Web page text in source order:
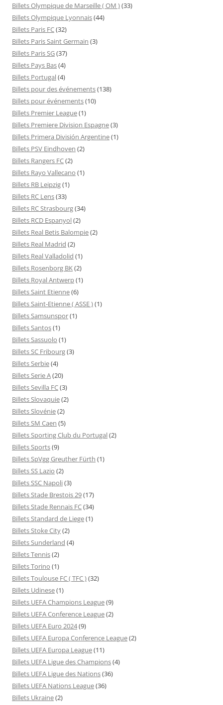
Billets Olympique de Marseille ( OM )(33)
Billets Olympique Lyonnais(44)
Billets Paris FC(32)
Billets Paris Saint Germain (3)
Billets Paris SG(37)
Billets Pays Bas(4)
Billets Portugal(4)
Billets pour des événements(138)
Billets pour événements(10)
Billets Premier League(1)
Billets Premiere Division Espagne(3)
Billets Primera División Argentine(1)
Billets PSV Eindhoven (2)
Billets Rangers FC(2)
Billets Rayo Vallecano (1)
Billets RB Leipzig(1)
Billets RC Lens(33)
Billets RC Strasbourg(34)
Billets RCD Espanyol(2)
Billets Real Betis Balompie(2)
Billets Real Madrid (2)
Billets Real Valladolid (1)
Billets Rosenborg BK(2)
Billets Royal Antwerp(1)
Billets Saint Etienne(6)
Billets Saint-Etienne ( ASSE )(1)
Billets Samsunspor(1)
Billets Santos(1)
Billets Sassuolo (1)
Billets SC Fribourg(3)
Billets Serbie(4)
Billets Serie A(20)
Billets Sevilla FC(3)
Billets Slovaquie(2)
Billets Slovénie(2)
Billets SM Caen (5)
Billets Sporting Club du Portugal(2)
Billets Sports(9)
Billets SpVgg Greuther Fürth (1)
Billets SS Lazio (2)
Billets SSC Napoli(3)
Billets Stade Brestois 29(17)
Billets Stade Rennais FC(34)
Billets Standard de Liege(1)
Billets Stoke City(2)
Billets Sunderland (4)
Billets Tennis(2)
Billets Torino (1)
Billets Toulouse FC ( TFC )(32)
Billets Udinese(1)
Billets UEFA Champions League(9)
Billets UEFA Conference League(2)
Billets UEFA Euro 2024(9)
Billets UEFA Europa Conference League(2)
Billets UEFA Europa League(11)
Billets UEFA Ligue des Champions(4)
Billets UEFA Ligue des Nations(36)
Billets UEFA Nations League(36)
Billets Ukraine(2)